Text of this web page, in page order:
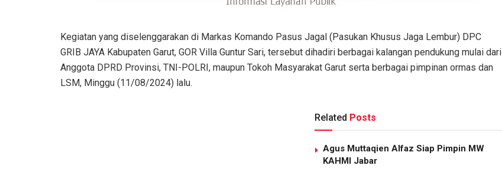
Kegiatan yang diselenggarakan di Markas Komando Pasus Jagal (Pasukan Khusus Jaga Lembur) DPC
GRIB JAYA Kabupaten Garut, GOR Villa Guntur Sari, tersebut dihadiri berbagai kalangan pendukung mulai dari
Anggota DPRD Provinsi, TNI-POLRI, maupun Tokoh Masyarakat Garut serta berbagai pimpinan ormas dan
LSM, Minggu (11/08/2024) lalu.
Related Posts
Agus Muttaqien Alfaz Siap Pimpin MW
KAHMI Jabar